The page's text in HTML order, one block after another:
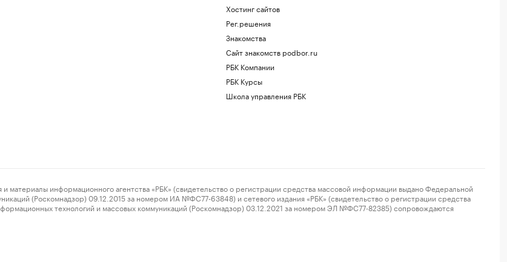
Хостинг сайтов
Рег.решения
Знакомства
Сайт знакомств podbor.ru
РБК Компании
РБК Курсы
Школа управления РБК
информационного агентства «РБК» (свидетельство о регистрации средства массовой информации выдано Федеральной
(Роскомнадзор) 09.12.2015 за номером ИА №ФС77-63848) и сетевого издания «РБК» (свидетельство о регистрации средства
технологий и массовых коммуникаций (Роскомнадзор) 03.12.2021 за номером ЭЛ №ФС77-82385) сопровождаются